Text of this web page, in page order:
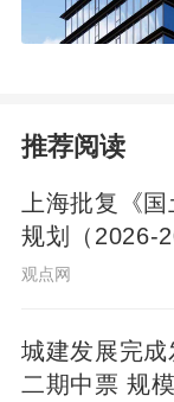
推荐阅读
上海批复《
规划（2026-
观点网
城建发展完
二期中票 规